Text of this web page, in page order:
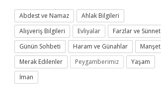
Abdest ve Namaz
Ahlak Bilgileri
Alışveriş Bilgileri
Evliyalar
Farzlar ve Sünnet
Günün Sohbeti
Haram ve Günahlar
Manşet
Merak Edilenler
Peygamberimiz
Yaşam
İman